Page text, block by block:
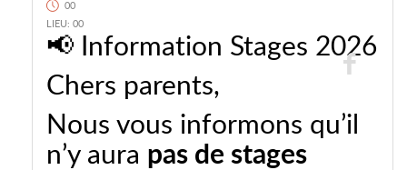
00
LIEU: 00
📢 Information Stages 2026
Chers parents,
Nous vous informons qu’il
n’y aura pas de stages